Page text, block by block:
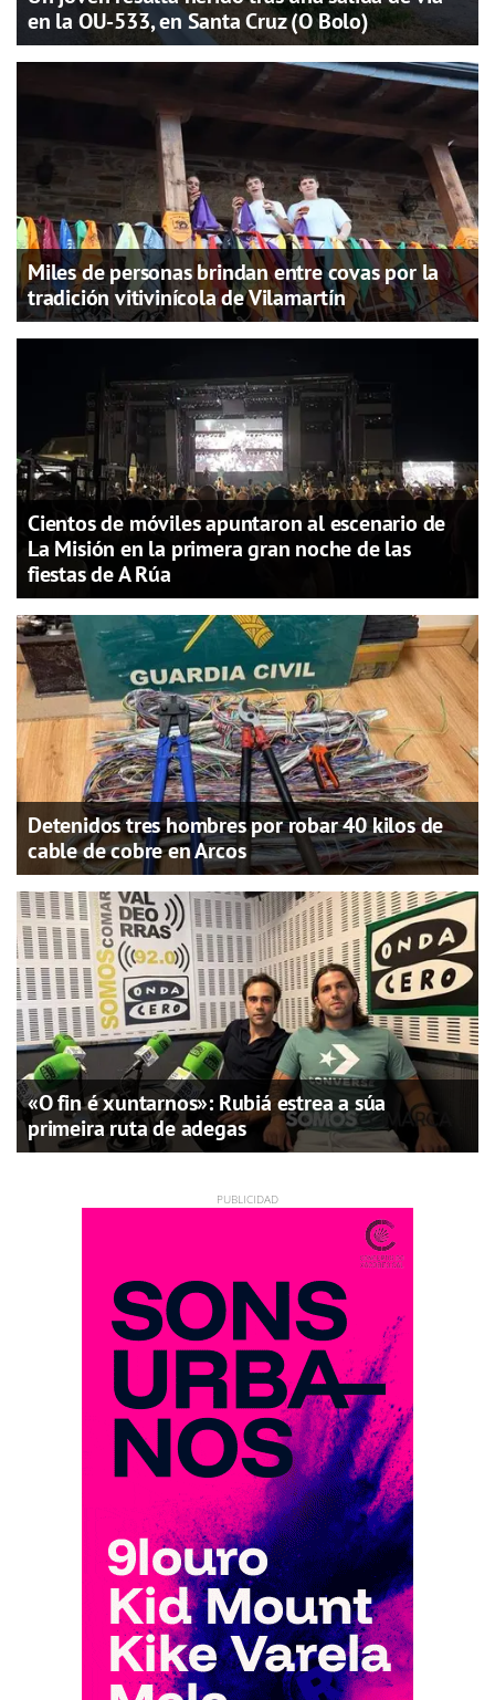
en la OU-533, en Santa Cruz (O Bolo)
Miles de personas brindan entre covas por la
tradición vitivinícola de Vilamartín
Cientos de móviles apuntaron al escenario de
La Misión en la primera gran noche de las
fiestas de A Rúa
Detenidos tres hombres por robar 40 kilos de
cable de cobre en Arcos
«O fin é xuntarnos»: Rubiá estrea a súa
primeira ruta de adegas